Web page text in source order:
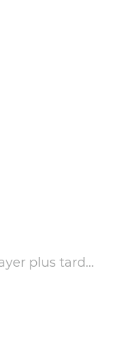
plus tard…